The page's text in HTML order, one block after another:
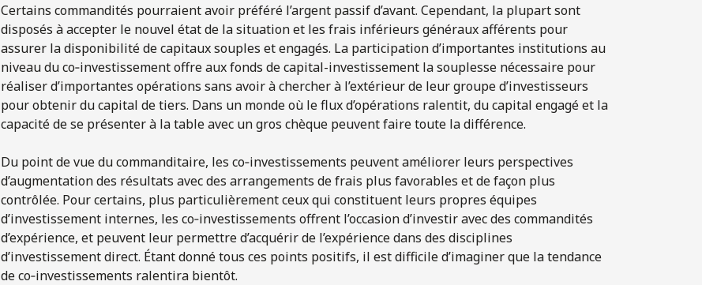
Certains commandités pourraient avoir préféré l’argent passif d’avant. Cependant, la plupart sont
disposés à accepter le nouvel état de la situation et les frais inférieurs généraux afférents pour
assurer la disponibilité de capitaux souples et engagés. La participation d’importantes institutions au
niveau du co‑investissement offre aux fonds de capital-investissement la souplesse nécessaire pour
réaliser d’importantes opérations sans avoir à chercher à l’extérieur de leur groupe d’investisseurs
pour obtenir du capital de tiers. Dans un monde où le flux d’opérations ralentit, du capital engagé et la
capacité de se présenter à la table avec un gros chèque peuvent faire toute la différence.
Du point de vue du commanditaire, les co‑investissements peuvent améliorer leurs perspectives
d’augmentation des résultats avec des arrangements de frais plus favorables et de façon plus
contrôlée. Pour certains, plus particulièrement ceux qui constituent leurs propres équipes
d’investissement internes, les co‑investissements offrent l’occasion d’investir avec des commandités
d’expérience, et peuvent leur permettre d’acquérir de l’expérience dans des disciplines
d’investissement direct. Étant donné tous ces points positifs, il est difficile d’imaginer que la tendance
de co‑investissements ralentira bientôt.